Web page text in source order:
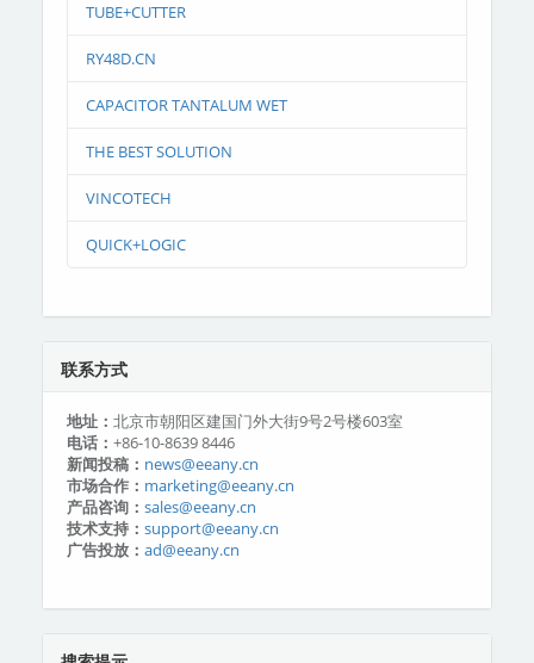
TUBE+CUTTER
RY48D.CN
CAPACITOR TANTALUM WET
THE BEST SOLUTION
VINCOTECH
QUICK+LOGIC
联系方式
地址： 北京市朝阳区建国门外大街9号2号楼603室
电话： +86-10-8639 8446
新闻投稿： news@eeany.cn
市场合作： marketing@eeany.cn
产品咨询： sales@eeany.cn
技术支持： support@eeany.cn
广告投放： ad@eeany.cn